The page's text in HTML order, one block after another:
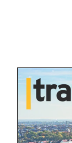
jede
E-
Mail